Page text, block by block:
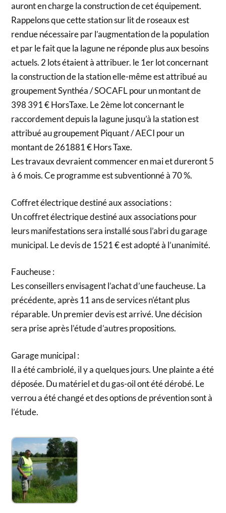
auront en charge la construction de cet équipement.
Rappelons que cette station sur lit de roseaux est
rendue nécessaire par l’augmentation de la population
et par le fait que la lagune ne réponde plus aux besoins
actuels. 2 lots étaient à attribuer. le 1er lot concernant
la construction de la station elle-même est attribué au
groupement Synthéa / SOCAFL pour un montant de
398 391 € HorsTaxe. Le 2ème lot concernant le
raccordement depuis la lagune jusqu’à la station est
attribué au groupement Piquant / AECI pour un
montant de 261881 € Hors Taxe.
Les travaux devraient commencer en mai et dureront 5
à 6 mois. Ce programme est subventionné à 70 %.
Coffret électrique destiné aux associations :
Un coffret électrique destiné aux associations pour
leurs manifestations sera installé sous l’abri du garage
municipal. Le devis de 1521 € est adopté à l’unanimité.
Faucheuse :
Les conseillers envisagent l’achat d’une faucheuse. La
précédente, après 11 ans de services n’étant plus
réparable. Un premier devis est arrivé. Une décision
sera prise après l’étude d’autres propositions.
Garage municipal :
Il a été cambriolé, il y a quelques jours. Une plainte a été
déposée. Du matériel et du gas-oil ont été dérobé. Le
verrou a été changé et des options de prévention sont à
l’étude.